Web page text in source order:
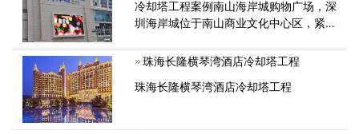
冷却塔工程案例南山海岸城购物广场，深
圳海岸城位于南山商业文化中心区，紧邻
路、创业路等南山区的五条城市主干道。
珠海长隆横琴湾酒店冷却塔工程
珠海长隆横琴湾酒店冷却塔工程